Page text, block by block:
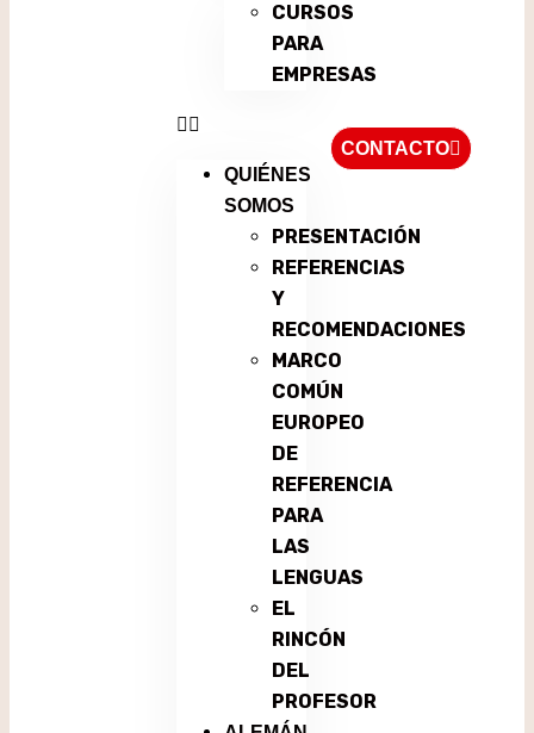
CURSOS
PARA
EMPRESAS
QUIÉNES
SOMOS
PRESENTACIÓN
REFERENCIAS
Y
RECOMENDACIONES
MARCO
COMÚN
EUROPEO
DE
REFERENCIA
PARA
LAS
LENGUAS
EL
RINCÓN
DEL
PROFESOR
CONTACTO